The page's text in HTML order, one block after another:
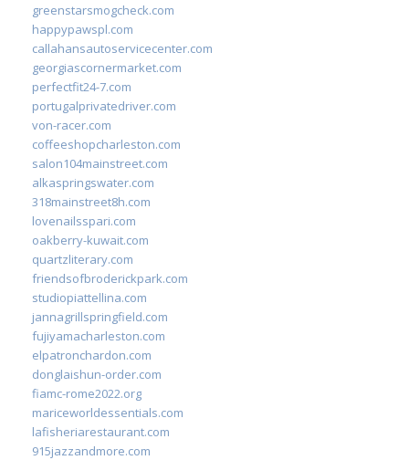
greenstarsmogcheck.com
happypawspl.com
callahansautoservicecenter.com
georgiascornermarket.com
perfectfit24-7.com
portugalprivatedriver.com
von-racer.com
coffeeshopcharleston.com
salon104mainstreet.com
alkaspringswater.com
318mainstreet8h.com
lovenailsspari.com
oakberry-kuwait.com
quartzliterary.com
friendsofbroderickpark.com
studiopiattellina.com
jannagrillspringfield.com
fujiyamacharleston.com
elpatronchardon.com
donglaishun-order.com
fiamc-rome2022.org
mariceworldessentials.com
lafisheriarestaurant.com
915jazzandmore.com